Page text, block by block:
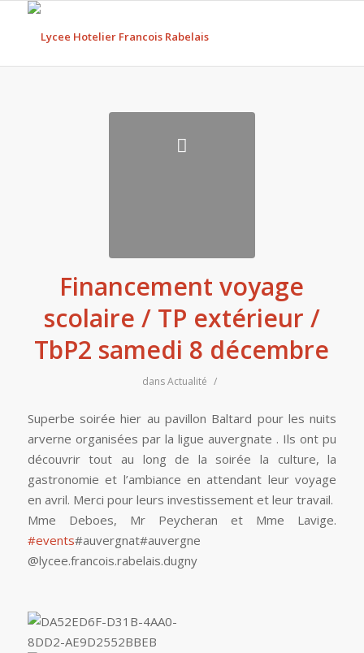
Financement voyage
scolaire / TP extérieur /
TbP2 samedi 8 décembre
dansActualité /
Superbe soirée hier au pavillon Baltard pour les nuits
arverne organisées par la ligue auvergnate . Ils ont pu
découvrir tout au long de la soirée la culture, la
gastronomie et l’ambiance en attendant leur voyage
en avril. Merci pour leurs investissement et leur travail.
Mme Deboes, Mr Peycheran et Mme Lavige.
#events#auvergnat#auvergne
@lycee.francois.rabelais.dugny